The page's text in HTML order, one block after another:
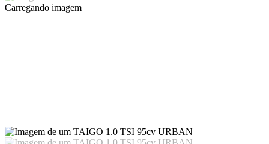
Carregando imagem